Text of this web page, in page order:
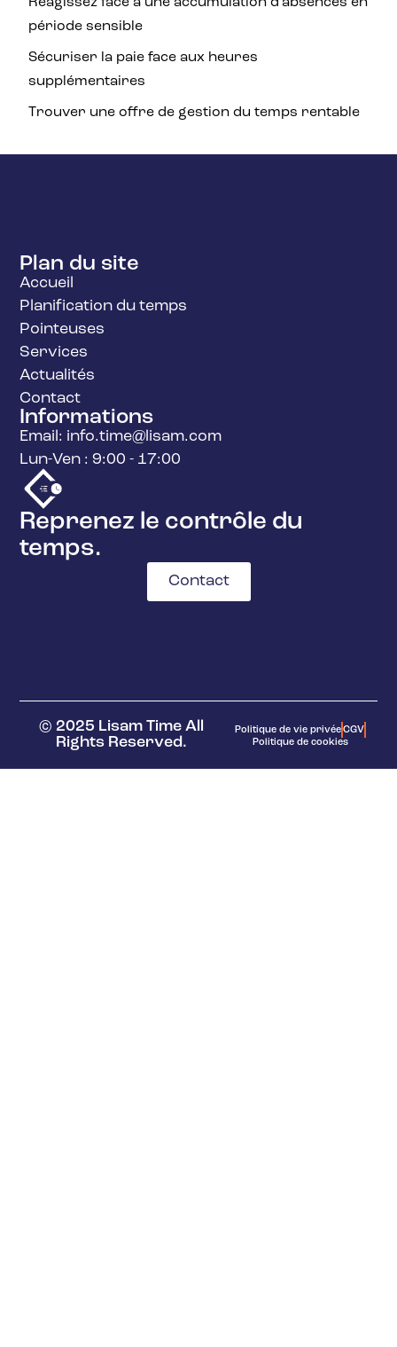
Réagissez face à une accumulation d’absences en
période sensible
Sécuriser la paie face aux heures
supplémentaires
Trouver une offre de gestion du temps rentable
Reprenez le contrôle du
temps.
Contact
Plan du site
Accueil
Planification du temps
Pointeuses
Services
Actualités
Contact
Informations
Email: info.time@lisam.com
Lun-Ven : 9:00 - 17:00
© 2025 Lisam Time All
Rights Reserved.
Politique de vie privée CGV
Politique de cookies